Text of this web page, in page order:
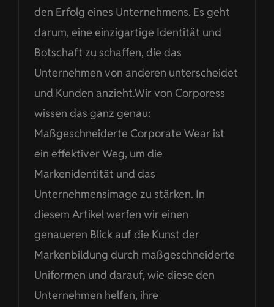
den Erfolg eines Unternehmens. Es geht
darum, eine einzigartige Identität und
Botschaft zu schaffen, die das
Unternehmen von anderen unterscheidet
und Kunden anzieht.Wir von Corporess
wissen das ganz genau:
Maßgeschneiderte Corporate Wear ist
ein effektiver Weg, um die
Markenidentität und das
Unternehmensimage zu stärken. In
diesem Artikel werfen wir einen
genaueren Blick auf die Kunst der
Markenbildung durch maßgeschneiderte
Uniformen und darauf, wie diese den
Unternehmen helfen, ihre